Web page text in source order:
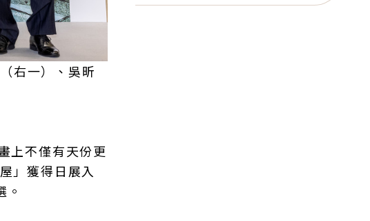
右一）、吳昕
上不僅有天份更
」獲得日展入